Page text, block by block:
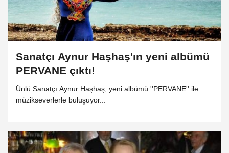
Sanatçı Aynur Haşhaş'ın yeni albümü
PERVANE çıktı!
Ünlü Sanatçı Aynur Haşhaş, yeni albümü ''PERVANE'' ile
müzikseverlerle buluşuyor...